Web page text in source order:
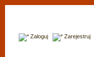
Zaloguj Zarejestruj